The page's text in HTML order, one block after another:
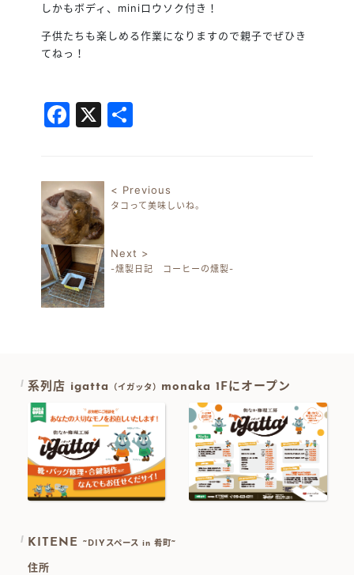
しかもボディ、miniロウソク付き！
子供たちも楽しめる作業になりますので親子でぜひき
てねっ！
Facebook
X
投稿ナビゲーション
< Previous
タコって美味しいね。
Next >
-燻製日記 コーヒーの燻製-
系列店 igatta （イガッタ） monaka 1Fにオープン
KITENE ~DIYスペース in 肴町~
住所